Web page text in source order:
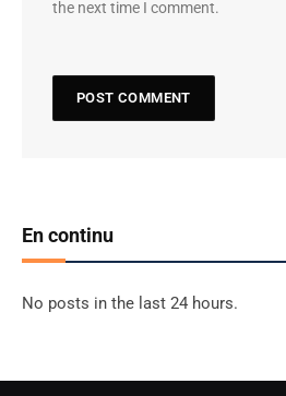
the next time I comment.
En continu
No posts in the last 24 hours.